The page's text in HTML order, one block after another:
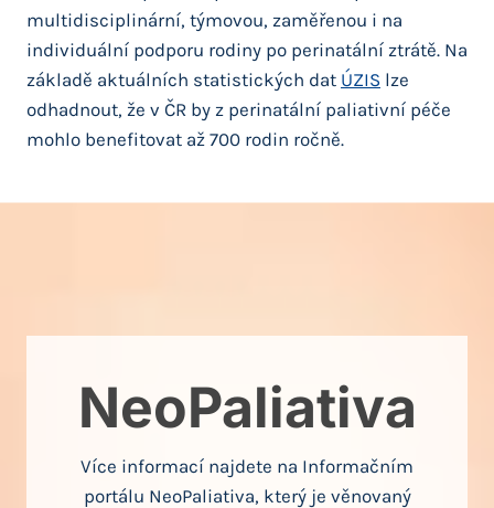
multidisciplinární, týmovou, zaměřenou i na
individuální podporu rodiny po perinatální ztrátě. Na
základě aktuálních statistických dat ÚZIS lze
odhadnout, že v ČR by z perinatální paliativní péče
mohlo benefitovat až 700 rodin ročně.
NeoPaliativa
Více informací najdete na Informačním
portálu NeoPaliativa, který je věnovaný